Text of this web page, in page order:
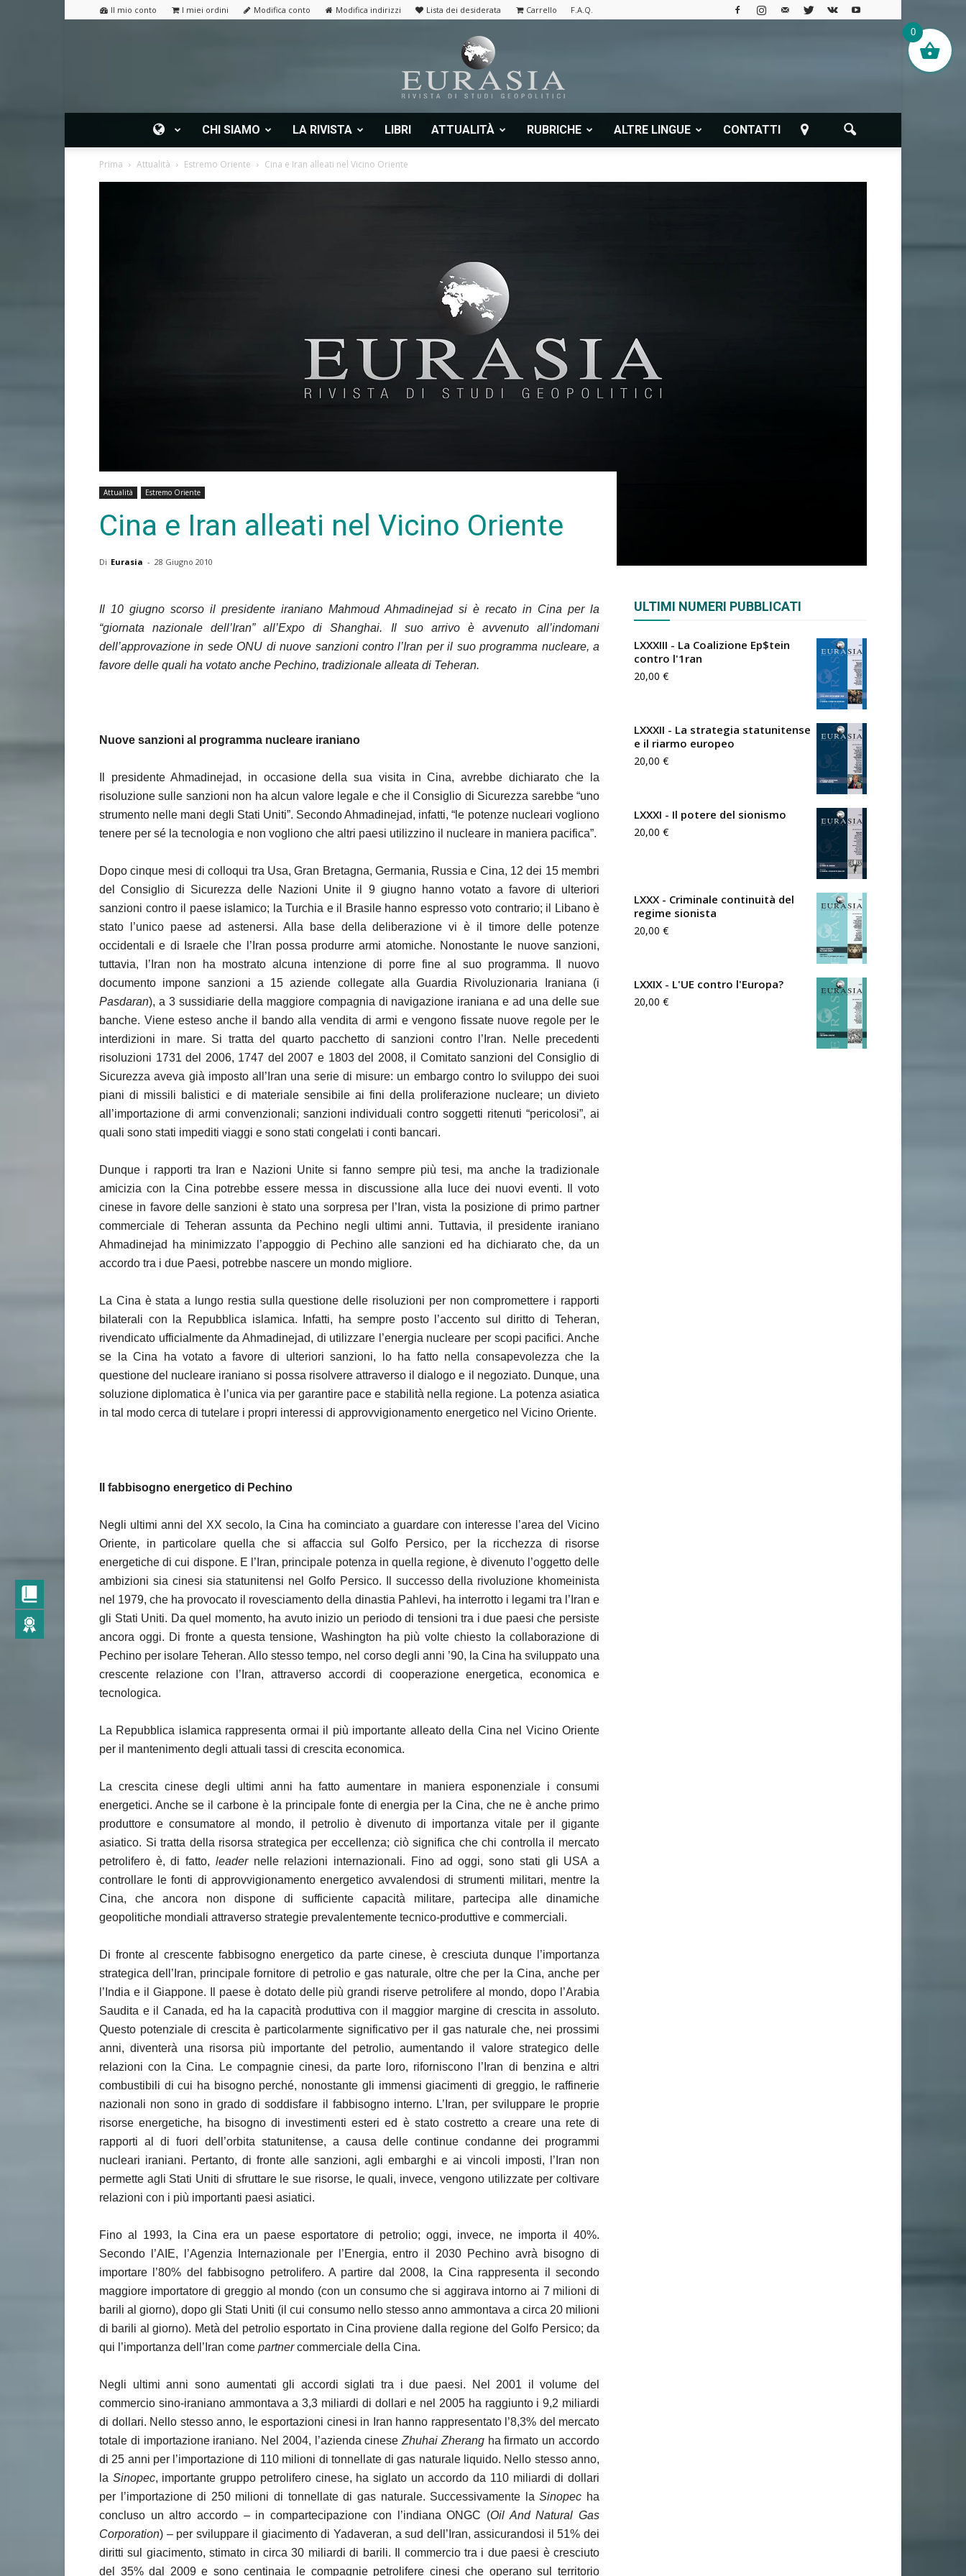
Il mio conto I miei ordini Modifica conto Modifica indirizzi Lista dei desiderata Carrello F.A.Q.
Rivista
studi
geopolitici
CHI SIAMO LA RIVISTA LIBRI ATTUALITÀ RUBRICHE ALTRE LINGUE CONTATTI
Prima Attualità Estremo Oriente Cina e Iran alleati nel Vicino Oriente
Attualità Estremo Oriente
Cina e Iran alleati nel Vicino Oriente
Di Eurasia - 28 Giugno 2010
Il 10 giugno scorso il presidente iraniano Mahmoud Ahmadinejad si è recato in Cina per la
“giornata nazionale dell’Iran” all’Expo di Shanghai. Il suo arrivo è avvenuto all’indomani
dell’approvazione in sede ONU di nuove sanzioni contro l’Iran per il suo programma nucleare, a
favore delle quali ha votato anche Pechino, tradizionale alleata di Teheran.
Nuove sanzioni al programma nucleare iraniano
Il presidente Ahmadinejad, in occasione della sua visita in Cina, avrebbe dichiarato che la
risoluzione sulle sanzioni non ha alcun valore legale e che il Consiglio di Sicurezza sarebbe “uno
strumento nelle mani degli Stati Uniti”. Secondo Ahmadinejad, infatti, “le potenze nucleari vogliono
tenere per sé la tecnologia e non vogliono che altri paesi utilizzino il nucleare in maniera pacifica”.
Dopo cinque mesi di colloqui tra Usa, Gran Bretagna, Germania, Russia e Cina, 12 dei 15 membri
del Consiglio di Sicurezza delle Nazioni Unite il 9 giugno hanno votato a favore di ulteriori
sanzioni contro il paese islamico; la Turchia e il Brasile hanno espresso voto contrario; il Libano è
stato l’unico paese ad astenersi. Alla base della deliberazione vi è il timore delle potenze
occidentali e di Israele che l’Iran possa produrre armi atomiche. Nonostante le nuove sanzioni,
tuttavia, l’Iran non ha mostrato alcuna intenzione di porre fine al suo programma. Il nuovo
documento impone sanzioni a 15 aziende collegate alla Guardia Rivoluzionaria Iraniana (i
Pasdaran), a 3 sussidiarie della maggiore compagnia di navigazione iraniana e ad una delle sue
banche. Viene esteso anche il bando alla vendita di armi e vengono fissate nuove regole per le
interdizioni in mare. Si tratta del quarto pacchetto di sanzioni contro l’Iran. Nelle precedenti
risoluzioni 1731 del 2006, 1747 del 2007 e 1803 del 2008, il Comitato sanzioni del Consiglio di
Sicurezza aveva già imposto all’Iran una serie di misure: un embargo contro lo sviluppo dei suoi
piani di missili balistici e di materiale sensibile ai fini della proliferazione nucleare; un divieto
all’importazione di armi convenzionali; sanzioni individuali contro soggetti ritenuti “pericolosi”, ai
quali sono stati impediti viaggi e sono stati congelati i conti bancari.
Dunque i rapporti tra Iran e Nazioni Unite si fanno sempre più tesi, ma anche la tradizionale
amicizia con la Cina potrebbe essere messa in discussione alla luce dei nuovi eventi. Il voto
cinese in favore delle sanzioni è stato una sorpresa per l’Iran, vista la posizione di primo partner
commerciale di Teheran assunta da Pechino negli ultimi anni. Tuttavia, il presidente iraniano
Ahmadinejad ha minimizzato l’appoggio di Pechino alle sanzioni ed ha dichiarato che, da un
accordo tra i due Paesi, potrebbe nascere un mondo migliore.
La Cina è stata a lungo restia sulla questione delle risoluzioni per non compromettere i rapporti
bilaterali con la Repubblica islamica. Infatti, ha sempre posto l’accento sul diritto di Teheran,
rivendicato ufficialmente da Ahmadinejad, di utilizzare l’energia nucleare per scopi pacifici. Anche
se la Cina ha votato a favore di ulteriori sanzioni, lo ha fatto nella consapevolezza che la
questione del nucleare iraniano si possa risolvere attraverso il dialogo e il negoziato. Dunque, una
soluzione diplomatica è l’unica via per garantire pace e stabilità nella regione. La potenza asiatica
in tal modo cerca di tutelare i propri interessi di approvvigionamento energetico nel Vicino Oriente.
Il fabbisogno energetico di Pechino
Negli ultimi anni del XX secolo, la Cina ha cominciato a guardare con interesse l’area del Vicino
Oriente, in particolare quella che si affaccia sul Golfo Persico, per la ricchezza di risorse
energetiche di cui dispone. E l’Iran, principale potenza in quella regione, è divenuto l’oggetto delle
ambizioni sia cinesi sia statunitensi nel Golfo Persico. Il successo della rivoluzione khomeinista
nel 1979, che ha provocato il rovesciamento della dinastia Pahlevi, ha interrotto i legami tra l’Iran e
gli Stati Uniti. Da quel momento, ha avuto inizio un periodo di tensioni tra i due paesi che persiste
ancora oggi. Di fronte a questa tensione, Washington ha più volte chiesto la collaborazione di
Pechino per isolare Teheran. Allo stesso tempo, nel corso degli anni ’90, la Cina ha sviluppato una
crescente relazione con l’Iran, attraverso accordi di cooperazione energetica, economica e
tecnologica.
La Repubblica islamica rappresenta ormai il più importante alleato della Cina nel Vicino Oriente
per il mantenimento degli attuali tassi di crescita economica.
La crescita cinese degli ultimi anni ha fatto aumentare in maniera esponenziale i consumi
energetici. Anche se il carbone è la principale fonte di energia per la Cina, che ne è anche primo
produttore e consumatore al mondo, il petrolio è divenuto di importanza vitale per il gigante
asiatico. Si tratta della risorsa strategica per eccellenza; ciò significa che chi controlla il mercato
petrolifero è, di fatto, leadernelle relazioni internazionali. Fino ad oggi, sono stati gli USA a
controllare le fonti di approvvigionamento energetico avvalendosi di strumenti militari, mentre la
Cina, che ancora non dispone di sufficiente capacità militare, partecipa alle dinamiche
geopolitiche mondiali attraverso strategie prevalentemente tecnico-produttive e commerciali.
Di fronte al crescente fabbisogno energetico da parte cinese, è cresciuta dunque l’importanza
strategica dell’Iran, principale fornitore di petrolio e gas naturale, oltre che per la Cina, anche per
l’India e il Giappone. Il paese è dotato delle più grandi riserve petrolifere al mondo, dopo l’Arabia
Saudita e il Canada, ed ha la capacità produttiva con il maggior margine di crescita in assoluto.
Questo potenziale di crescita è particolarmente significativo per il gas naturale che, nei prossimi
anni, diventerà una risorsa più importante del petrolio, aumentando il valore strategico delle
relazioni con la Cina. Le compagnie cinesi, da parte loro, riforniscono l’Iran di benzina e altri
combustibili di cui ha bisogno perché, nonostante gli immensi giacimenti di greggio, le raffinerie
nazionali non sono in grado di soddisfare il fabbisogno interno. L’Iran, per sviluppare le proprie
risorse energetiche, ha bisogno di investimenti esteri ed è stato costretto a creare una rete di
rapporti al di fuori dell’orbita statunitense, a causa delle continue condanne dei programmi
nucleari iraniani. Pertanto, di fronte alle sanzioni, agli embarghi e ai vincoli imposti, l’Iran non
permette agli Stati Uniti di sfruttare le sue risorse, le quali, invece, vengono utilizzate per coltivare
relazioni con i più importanti paesi asiatici.
Fino al 1993, la Cina era un paese esportatore di petrolio; oggi, invece, ne importa il 40%.
Secondo l’AIE, l’Agenzia Internazionale per l’Energia, entro il 2030 Pechino avrà bisogno di
importare l’80% del fabbisogno petrolifero. A partire dal 2008, la Cina rappresenta il secondo
maggiore importatore di greggio al mondo (con un consumo che si aggirava intorno ai 7 milioni di
barili al giorno), dopo gli Stati Uniti (il cui consumo nello stesso anno ammontava a circa 20 milioni
di barili al giorno). Metà del petrolio esportato in Cina proviene dalla regione del Golfo Persico; da
qui l’importanza dell’Iran come partnercommerciale della Cina.
Negli ultimi anni sono aumentati gli accordi siglati tra i due paesi. Nel 2001 il volume del
commercio sino-iraniano ammontava a 3,3 miliardi di dollari e nel 2005 ha raggiunto i 9,2 miliardi
di dollari. Nello stesso anno, le esportazioni cinesi in Iran hanno rappresentato l’8,3% del mercato
totale di importazione iraniano. Nel 2004, l’azienda cineseZhuhai Zherangha firmato un accordo
di 25 anni per l’importazione di 110 milioni di tonnellate di gas naturale liquido. Nello stesso anno,
la Sinopec, importante gruppo petrolifero cinese, ha siglato un accordo da 110 miliardi di dollari
per l’importazione di 250 milioni di tonnellate di gas naturale. Successivamente laSinopec ha
concluso un altro accordo – in compartecipazione con l’indiana ONGC (Oil And Natural Gas
Corporation) – per sviluppare il giacimento di Yadaveran, a sud dell’Iran, assicurandosi il 51% dei
diritti sul giacimento, stimato in circa 30 miliardi di barili. Il commercio tra i due paesi è cresciuto
del 35% dal 2009 e sono centinaia le compagnie petrolifere cinesi che operano sul territorio
ULTIMI NUMERI PUBBLICATI
LXXXIII - La Coalizione Ep$tein
contro l'1ran
20,00 €
LXXXII - La strategia statunitense
e il riarmo europeo
20,00 €
LXXXI - Il potere del sionismo
20,00 €
LXXX - Criminale continuità del
regime sionista
20,00 €
LXXIX - L'UE contro l'Europa?
20,00 €
0